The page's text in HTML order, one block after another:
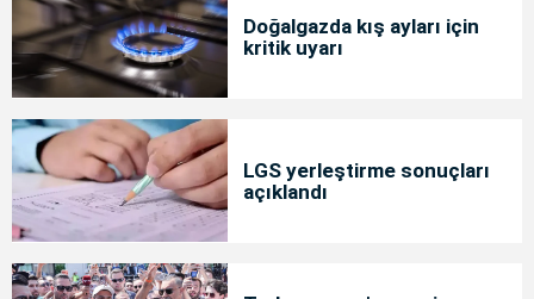
Doğalgazda kış ayları için
kritik uyarı
LGS yerleştirme sonuçları
açıklandı